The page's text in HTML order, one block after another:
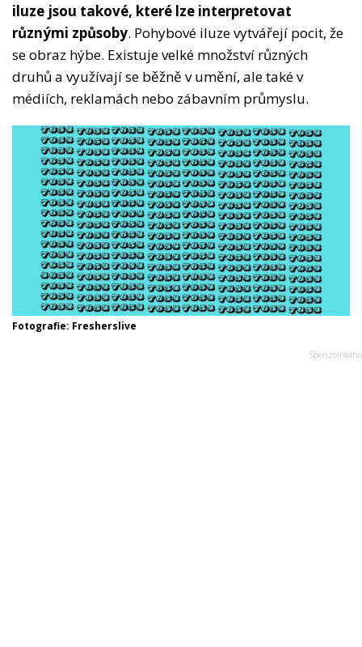
iluze jsou takové, které lze interpretovat
různými způsoby. Pohybové iluze vytvářejí pocit, že
se obraz hýbe. Existuje velké množství různých
druhů a využívají se běžně v umění, ale také v
médiích, reklamách nebo zábavním průmyslu.
Fotografie: Fresherslive